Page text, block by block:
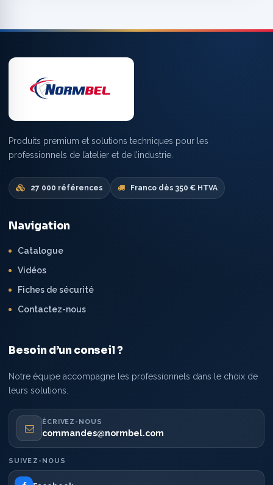
Produits premium et solutions techniques pour les
professionnels de l’atelier et de l’industrie.
27 000 références Franco dès 350 € HTVA
Navigation
Catalogue
Vidéos
Fiches de sécurité
Contactez-nous
Besoin d’un conseil ?
Notre équipe accompagne les professionnels dans le choix de
leurs solutions.
ÉCRIVEZ-NOUS
commandes@normbel.com
SUIVEZ-NOUS